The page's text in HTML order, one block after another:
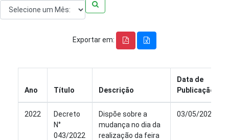
Exportar em:
Ano Título Descrição
Data de
Publicação
2022
Decreto
N°
043/2022
Dispõe sobre a
mudança no dia da
realização da feira
03/05/2022